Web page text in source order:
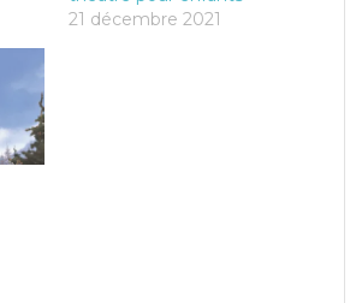
21 décembre 2021